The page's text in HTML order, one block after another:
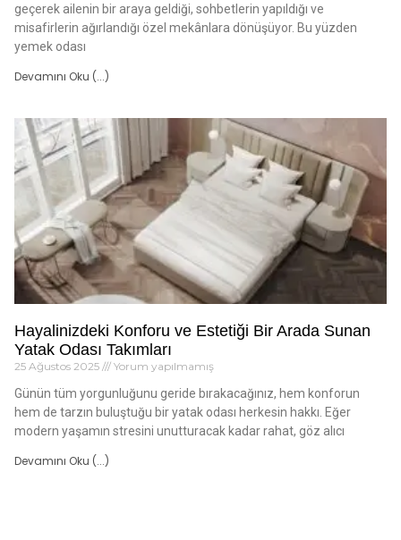
geçerek ailenin bir araya geldiği, sohbetlerin yapıldığı ve
misafirlerin ağırlandığı özel mekânlara dönüşüyor. Bu yüzden
yemek odası
Devamını Oku (...)
Hayalinizdeki Konforu ve Estetiği Bir Arada Sunan
Yatak Odası Takımları
25 Ağustos 2025 Yorum yapılmamış
Günün tüm yorgunluğunu geride bırakacağınız, hem konforun
hem de tarzın buluştuğu bir yatak odası herkesin hakkı. Eğer
modern yaşamın stresini unutturacak kadar rahat, göz alıcı
Devamını Oku (...)